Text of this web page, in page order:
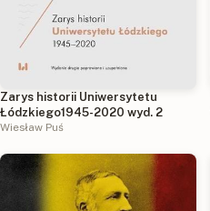
Zarys historii Uniwersytetu
Łódzkiego1945-2020 wyd. 2
Wiesław Puś